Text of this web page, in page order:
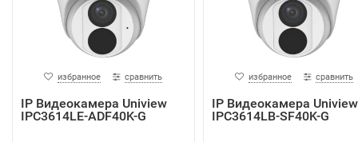
избранное сравнить
IP Видеокамера Uniview
IPC3614LE-ADF40K-G
избранное сравнить
IP Видеокамера Uniview
IPC3614LB-SF40K-G